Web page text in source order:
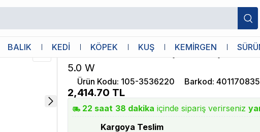
BALIK KEDİ KÖPEK KUŞ KEMİRGEN
Eheim
Eheim Skim 350 Yüzey Temizleyici 350
5.0 W
Ürün Kodu: 105-3536220 Barkod:
2,414.70 TL
22 saat 38 dakika içinde sipariş verirseniz
Kargoya Teslim